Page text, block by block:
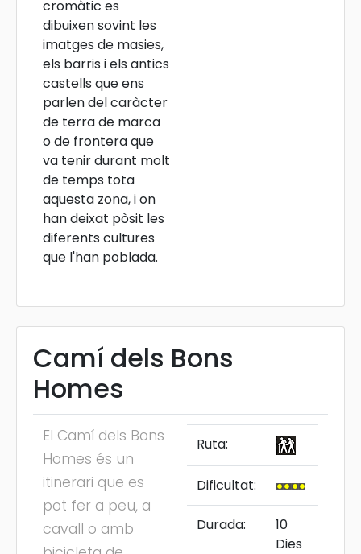
cromàtic es
dibuixen sovint les
imatges de masies,
els barris i els antics
castells que ens
parlen del caràcter
de terra de marca
o de frontera que
va tenir durant molt
de temps tota
aquesta zona, i on
han deixat pòsit les
diferents cultures
que l'han poblada.
Camí dels Bons
Homes
El Camí dels Bons
Homes és un
itinerari que es
pot fer a peu, a
cavall o amb
Ruta:
Dificultat:
Durada:
10
Dies